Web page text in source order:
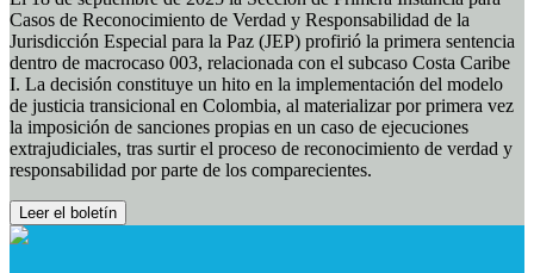
Casos de Reconocimiento de Verdad y Responsabilidad de la
Jurisdicción Especial para la Paz (JEP) profirió la primera sentencia
dentro de macrocaso 003, relacionada con el subcaso Costa Caribe
I. La decisión constituye un hito en la implementación del modelo
de justicia transicional en Colombia, al materializar por primera vez
la imposición de sanciones propias en un caso de ejecuciones
extrajudiciales, tras surtir el proceso de reconocimiento de verdad y
responsabilidad por parte de los comparecientes.
Leer el boletín